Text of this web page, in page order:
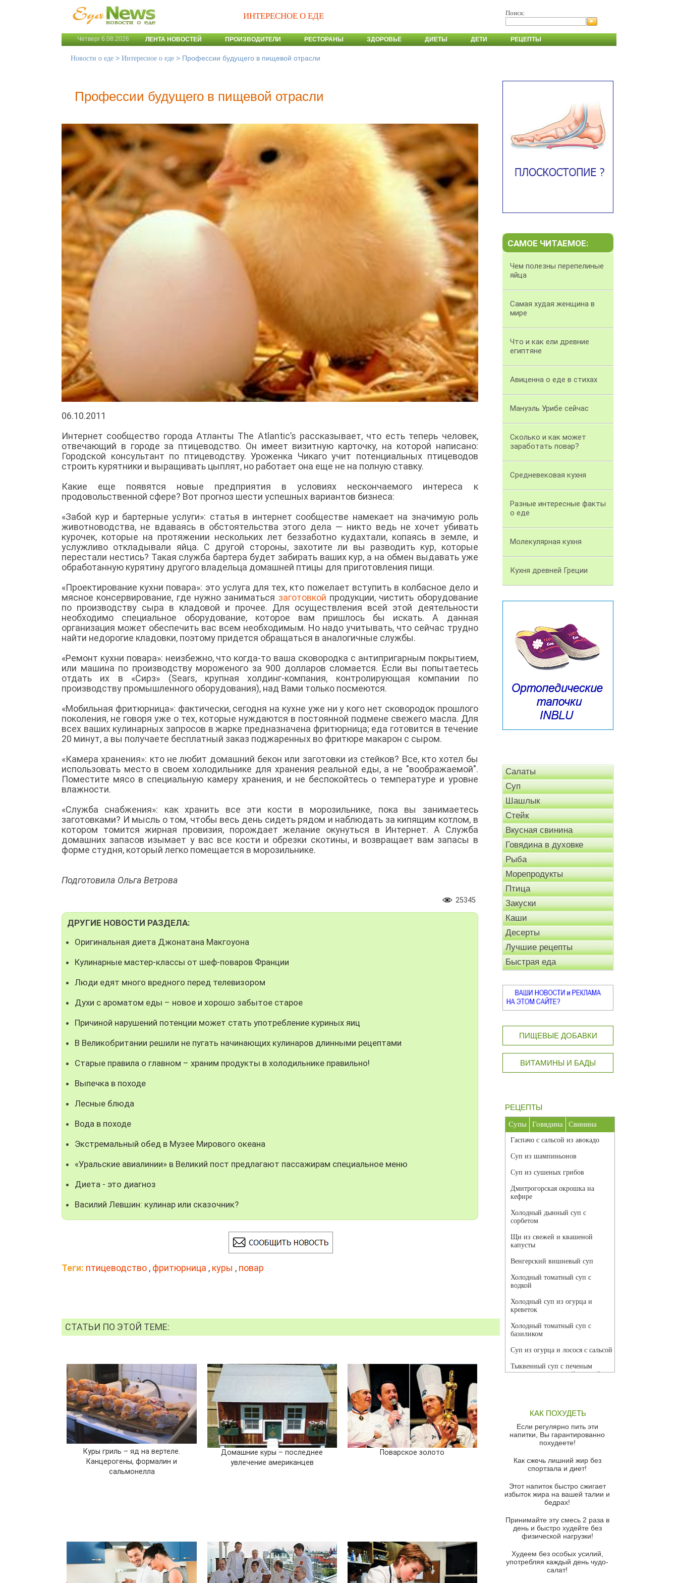
ИНТЕРЕСНОЕ О ЕДЕ Поиск:
Четверг 6.08.2026 ЛЕНТА НОВОСТЕЙ ПРОИЗВОДИТЕЛИ РЕСТОРАНЫ ЗДОРОВЬЕ ДИЕТЫ ДЕТИ РЕЦЕПТЫ
Новости о еде > Интересное о еде > Профессии будущего в пищевой отрасли
Профессии будущего в пищевой отрасли
06.10.2011
Интернет сообщество города Атланты The Atlantic’s рассказывает, что есть теперь человек,
отвечающий в городе за птицеводство. Он имеет визитную карточку, на которой написано:
Городской консультант по птицеводству. Уроженка Чикаго учит потенциальных птицеводов
строить курятники и выращивать цыплят, но работает она еще не на полную ставку.
Какие еще появятся новые предприятия в условиях нескончаемого интереса к
продовольственной сфере? Вот прогноз шести успешных вариантов бизнеса:
«Забой кур и бартерные услуги»: статья в интернет сообществе намекает на значимую роль
животноводства, не вдаваясь в обстоятельства этого дела — никто ведь не хочет убивать
курочек, которые на протяжении нескольких лет беззаботно кудахтали, копаясь в земле, и
услужливо откладывали яйца. С другой стороны, захотите ли вы разводить кур, которые
перестали нестись? Такая служба бартера будет забирать ваших кур, а на обмен выдавать уже
обработанную курятину другого владельца домашней птицы для приготовления пищи.
«Проектирование кухни повара»: это услуга для тех, кто пожелает вступить в колбасное дело и
мясное консервирование, где нужно заниматься заготовкой продукции, чистить оборудование
по производству сыра в кладовой и прочее. Для осуществления всей этой деятельности
необходимо специальное оборудование, которое вам пришлось бы искать. А данная
организация может обеспечить вас всем необходимым. Но надо учитывать, что сейчас трудно
найти недорогие кладовки, поэтому придется обращаться в аналогичные службы.
«Ремонт кухни повара»: неизбежно, что когда-то ваша сковородка с антипригарным покрытием,
или машина по производству мороженого за 900 долларов сломается. Если вы попытаетесь
отдать их в «Сирз» (Sears, крупная холдинг-компания, контролирующая компании по
производству промышленного оборудования), над Вами только посмеются.
«Мобильная фритюрница»: фактически, сегодня на кухне уже ни у кого нет сковородок прошлого
поколения, не говоря уже о тех, которые нуждаются в постоянной подмене свежего масла. Для
всех ваших кулинарных запросов в жарке предназначена фритюрница; еда готовится в течение
20 минут, а вы получаете бесплатный заказ поджаренных во фритюре макарон с сыром.
«Камера хранения»: кто не любит домашний бекон или заготовки из стейков? Все, кто хотел бы
использовать место в своем холодильнике для хранения реальной еды, а не "воображаемой".
Поместите мясо в специальную камеру хранения, и не беспокойтесь о температуре и уровне
влажности.
«Служба снабжения»: как хранить все эти кости в морозильнике, пока вы занимаетесь
заготовками? И мысль о том, чтобы весь день сидеть рядом и наблюдать за кипящим котлом, в
котором томится жирная провизия, порождает желание окунуться в Интернет. А Служба
домашних запасов изымает у вас все кости и обрезки скотины, и возвращает вам запасы в
форме студня, который легко помещается в морозильнике.
Подготовила Ольга Ветрова
25345
ДРУГИЕ НОВОСТИ РАЗДЕЛА:
Оригинальная диета Джонатана Макгоуона
Кулинарные мастер-классы от шеф-поваров Франции
Люди едят много вредного перед телевизором
Духи с ароматом еды – новое и хорошо забытое старое
Причиной нарушений потенции может стать употребление куриных яиц
В Великобритании решили не пугать начинающих кулинаров длинными рецептами
Старые правила о главном – храним продукты в холодильнике правильно!
Выпечка в походе
Лесные блюда
Вода в походе
Экстремальный обед в Музее Мирового океана
«Уральские авиалинии» в Великий пост предлагают пассажирам специальное меню
Диета - это диагноз
Василий Левшин: кулинар или сказочник?
Теги: птицеводство , фритюрница , куры , повар
СТАТЬИ ПО ЭТОЙ ТЕМЕ:
Куры гриль – яд на вертеле.
Канцерогены, формалин и
сальмонелла
Домашние куры – последнее
увлечение американцев
Поварское золото
САМОЕ ЧИТАЕМОЕ:
Чем полезны перепелиные
яйца
Самая худая женщина в
мире
Что и как ели древние
египтяне
Авиценна о еде в стихах
Мануэль Урибе сейчас
Сколько и как может
заработать повар?
Средневековая кухня
Разные интересные факты
о еде
Молекулярная кухня
Кухня древней Греции
Салаты
Суп
Шашлык
Стейк
Вкусная свинина
Говядина в духовке
Рыба
Морепродукты
Птица
Закуски
Каши
Десерты
Лучшие рецепты
Быстрая еда
ПИЩЕВЫЕ ДОБАВКИ
ВИТАМИНЫ И БАДЫ
РЕЦЕПТЫ
Супы Говядина Свинина
Гаспачо с сальсой из авокадо
Суп из шампиньонов
Суп из сушеных грибов
Дмитрогорская окрошка на
кефире
Холодный дынный суп с
сорбетом
Щи из свежей и квашеной
капусты
Венгерский вишневый суп
Холодный томатный суп с
водкой
Холодный суп из огурца и
креветок
Холодный томатный суп с
базиликом
Суп из огурца и лосося с сальсой
Тыквенный суп с печеным
чесноком и томатной сальсой
красного перца
Парижский луковый суп
Суп из спаржи и горошка с
Суп-крем из цветной капусты
Французский луковый суп
Суп из баклажанов с моцареллой
Грибной крем-суп с кростини с
козьим сыром
Суп мисо с зеленым луком и
тофу
КАК ПОХУДЕТЬ
Если регулярно пить эти
напитки, Вы гарантированно
похудеете!
Как сжечь лишний жир без
спортзала и диет!
Этот напиток быстро сжигает
избыток жира на вашей талии и
бедрах!
Принимайте эту смесь 2 раза в
день и быстро худейте без
физической нагрузки!
Худеем без особых усилий,
употребляя каждый день чудо-
салат!